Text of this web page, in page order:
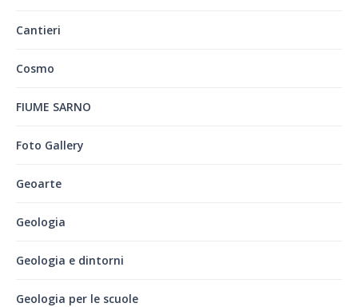
Cantieri
Cosmo
FIUME SARNO
Foto Gallery
Geoarte
Geologia
Geologia e dintorni
Geologia per le scuole